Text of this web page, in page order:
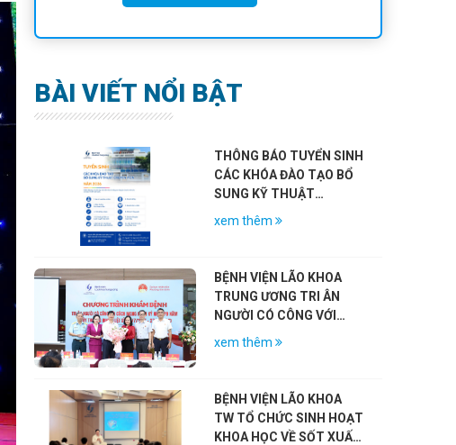
BÀI VIẾT NỔI BẬT
THÔNG BÁO TUYỂN SINH
CÁC KHÓA ĐÀO TẠO BỔ
SUNG KỸ THUẬT
CHUYÊN MÔN KHÁM
xem thêm
BỆNH VIỆN LÃO KHOA
TRUNG ƯƠNG TRI ÂN
NGƯỜI CÓ CÔNG VỚI
CÁCH MẠNG NHÂN KỶ
(27/7/1947 – 27/7/2026)
xem thêm
BỆNH VIỆN LÃO KHOA
TW TỔ CHỨC SINH HOẠT
KHOA HỌC VỀ SỐT XUẤT